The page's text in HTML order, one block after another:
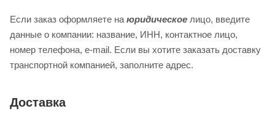
Если заказ оформляете на юридическое лицо, введите
данные о компании: название, ИНН, контактное лицо,
номер телефона, e-mail. Если вы хотите заказать доставку
транспортной компанией, заполните адрес.
Доставка